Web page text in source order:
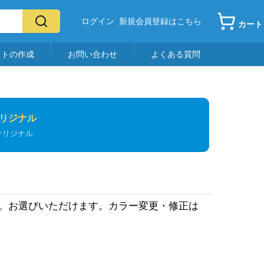
ログイン 新規会員登録はこちら カート
の作成 お問い合わせ よくある質問
ジナル
リジナル
お選びいただけます。カラー変更・修正は